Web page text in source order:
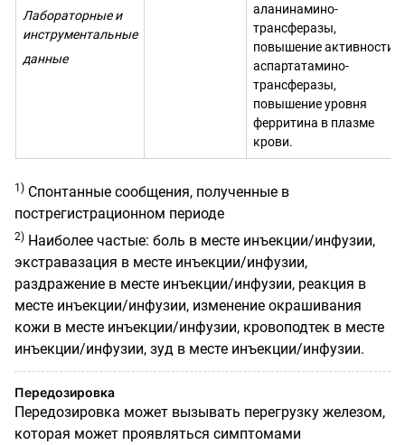
Лабораторные и
инструментальные
данные
аланинамино-
трансферазы,
повышение активности
аспартатамино-
трансферазы,
повышение уровня
ферритина в плазме
крови.
1) Спонтанные сообщения, полученные в
пострегистрационном периоде
2) Наиболее частые: боль в месте инъекции/инфузии,
экстравазация в месте инъекции/инфузии,
раздражение в месте инъекции/инфузии, реакция в
месте инъекции/инфузии, изменение окрашивания
кожи в месте инъекции/инфузии, кровоподтек в месте
инъекции/инфузии, зуд в месте инъекции/инфузии.
Передозировка
Передозировка может вызывать перегрузку железом,
которая может проявляться симптомами